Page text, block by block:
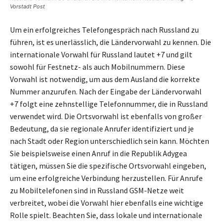
Vorstadt Post
Um ein erfolgreiches Telefongespräch nach Russland zu
führen, ist es unerlässlich, die Ländervorwahl zu kennen. Die
internationale Vorwahl für Russland lautet +7 und gilt
sowohl für Festnetz- als auch Mobilnummern. Diese
Vorwahl ist notwendig, um aus dem Ausland die korrekte
Nummer anzurufen. Nach der Eingabe der Ländervorwahl
+7 folgt eine zehnstellige Telefonnummer, die in Russland
verwendet wird. Die Ortsvorwahl ist ebenfalls von großer
Bedeutung, da sie regionale Anrufer identifiziert und je
nach Stadt oder Region unterschiedlich sein kann. Möchten
Sie beispielsweise einen Anruf in die Republik Adygea
tätigen, müssen Sie die spezifische Ortsvorwahl eingeben,
um eine erfolgreiche Verbindung herzustellen. Für Anrufe
zu Mobiltelefonen sind in Russland GSM-Netze weit
verbreitet, wobei die Vorwahl hier ebenfalls eine wichtige
Rolle spielt. Beachten Sie, dass lokale und internationale